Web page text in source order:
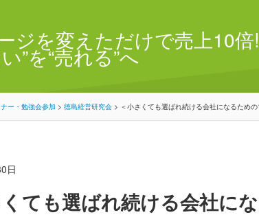
ジを変えただけで売上10
”を“売れる”へ
ー・勉強会参加 > 徳島経営研究会 > ＜小さくても選ばれ続ける会社になるた
日
くても選ばれ続ける会社に